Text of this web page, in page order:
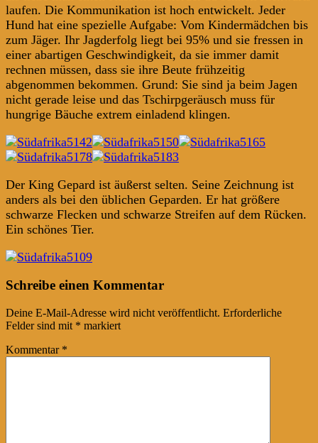
laufen. Die Kommunikation ist hoch entwickelt. Jeder
Hund hat eine spezielle Aufgabe: Vom Kindermädchen bis
zum Jäger. Ihr Jagderfolg liegt bei 95% und sie fressen in
einer abartigen Geschwindigkeit, da sie immer damit
rechnen müssen, dass sie ihre Beute frühzeitig
abgenommen bekommen. Grund: Sie sind ja beim Jagen
nicht gerade leise und das Tschirpgeräusch muss für
hungrige Bäuche extrem einladend klingen.
Der King Gepard ist äußerst selten. Seine Zeichnung ist
anders als bei den üblichen Geparden. Er hat größere
schwarze Flecken und schwarze Streifen auf dem Rücken.
Ein schönes Tier.
Post
navigation
←
→
Schreibe einen Kommentar
Deine E-Mail-Adresse wird nicht veröffentlicht. Erforderliche
Felder sind mit * markiert
Kommentar *